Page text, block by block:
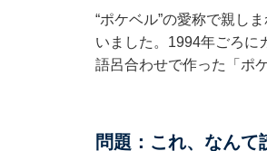
“ポケベル”の愛称で親し
いました。1994年ごろに
語呂合わせで作った「ポ
問題：これ、なんて